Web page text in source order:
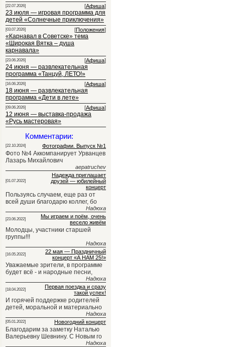
[22.07.2026] [Афиша]
23 июля — игровая программа для
детей «Солнечные приключения»
[03.07.2026] [Положения]
«Карнавал в Советске» тема
«Широкая Вятка – душа
карнавала»
[23.06.2026] [Афиша]
24 июня — развлекательная
программа «Танцуй, ЛЕТО!»
[16.06.2026] [Афиша]
18 июня — развлекательная
программа «Дети в лете»
[09.06.2026] [Афиша]
12 июня — выставка-продажа
«Русь мастеровая»
Комментарии:
[22.10.2024] Фотографии. Выпуск №1
Фото №4 Аккомпанирует Урванцев
Лазарь Михайлович
aepatruchev
[01.07.2022]
Надежда приглашает
друзей — юбилейный
концерт
Пользуясь случаем, еще раз от
всей души благодарю коллег, бо
Надюха
[23.06.2022]
Мы играем и поём, очень
весело живём
Молодцы, участники старшей
группы!!!
Надюха
[16.05.2022]
22 мая — Праздничный
концерт «А НАМ 25!»
Уважаемые зрители, в программе
будет всё - и народные песни,
Надюха
[18.04.2022]
Первая поездка и сразу
такой успех!
И горячей поддержке родителей
детей, моральной и материально
Надюха
[05.01.2022] Новогодний концерт
Благодарим за заметку Наталью
Валерьевну Шевнину. С Новым го
Надюха